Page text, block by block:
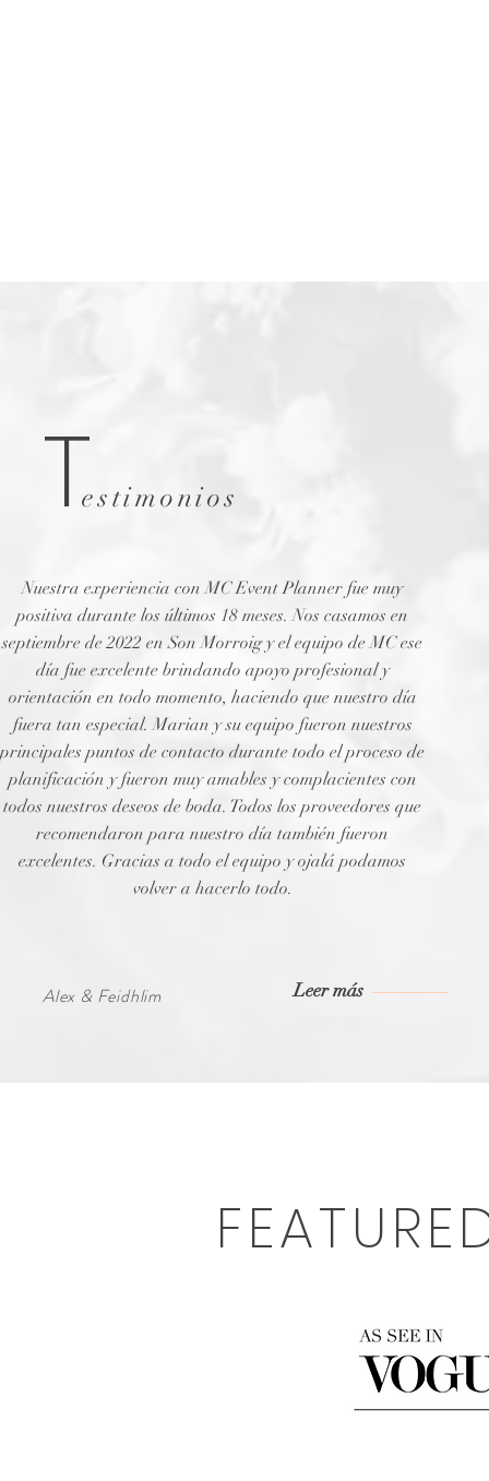
Testimonios
Nuestra experiencia con MC Event Planner fue muy
positiva durante los últimos 18 meses. Nos casamos en
septiembre de 2022 en Son Morroig y el equipo de MC ese
día fue excelente brindando apoyo profesional y
orientación en todo momento, haciendo que nuestro día
fuera tan especial. Marian y su equipo fueron nuestros
principales puntos de contacto durante todo el proceso de
planificación y fueron muy amables y complacientes con
todos nuestros deseos de boda. Todos los proveedores que
recomendaron para nuestro día también fueron
excelentes. Gracias a todo el equipo y ojalá podamos
volver a hacerlo todo.
Alex & Feidhlim Leer más